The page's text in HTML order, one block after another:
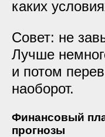
каких
Совет: не
Лучше
и потом
наоборот.
Финансовый
прогнозы